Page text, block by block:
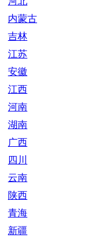
内蒙古
吉林
江苏
安徽
江西
河南
湖南
广西
四川
云南
陕西
青海
新疆